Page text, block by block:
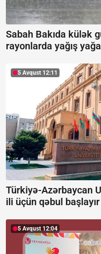
Sabah Bakıda külək
rayonlarda yağış
5 Avqust 12:11
Türkiyə-Azərbaycan
ili üçün qəbul başlayır
5 Avqust 12:04